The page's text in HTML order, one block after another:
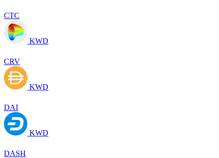
CTC
KWD
CRV
KWD
DAI
KWD
DASH